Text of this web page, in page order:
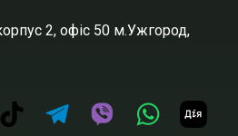
2, офіс 50 м.Ужгород,